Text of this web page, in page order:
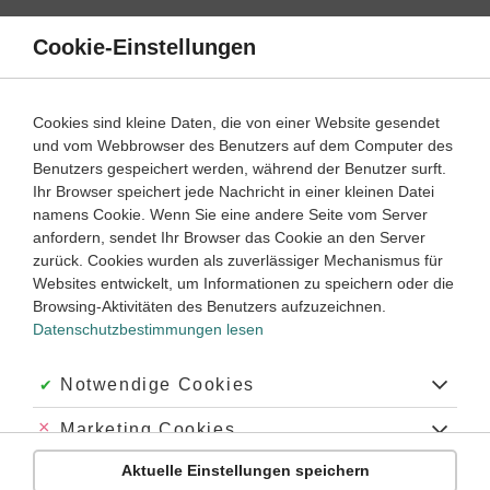
Direkt
Inhalt
Geschichte 5. Klasse ‐ Abitur
Deutscher Orden
Deutscher Orden,1202 nach Vorbild des Templerordens
gegründeter geistlicherRitterorden. Im 13. Jahrhundert
verlegte der Orden seine Missionierungstätigkeit in den
baltischen Raum. Auf diese Weise fassten die Ordensritter in
Ostsiedlung und Missionierung
beauftragt, sein Eroberungswerk im Kampf gegen die noch
Cookie-Einstellungen
Cookies sind kleine Daten, die von einer Website gesendet
und vom Webbrowser des Benutzers auf dem Computer des
Benutzers gespeichert werden, während der Benutzer surft.
Ihr Browser speichert jede Nachricht in einer kleinen Datei
namens Cookie. Wenn Sie eine andere Seite vom Server
anfordern, sendet Ihr Browser das Cookie an den Server
zurück. Cookies wurden als zuverlässiger Mechanismus für
Websites entwickelt, um Informationen zu speichern oder die
Browsing-Aktivitäten des Benutzers aufzuzeichnen.
Datenschutzbestimmungen lesen
Akzeptiert:
Notwendige Cookies
Abgelehnt:
Marketing Cookies
Abgelehnt:
Personalisierungs-Cookies
Aktuelle Einstellungen speichern